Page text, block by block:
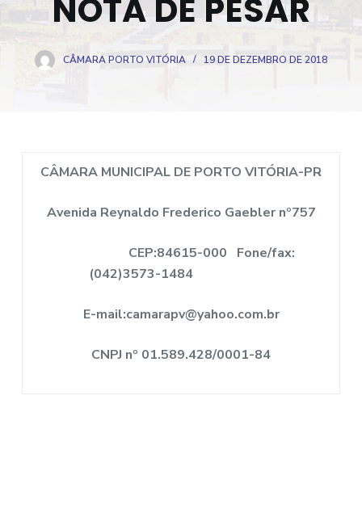
NOTA DE PESAR
CÂMARA PORTO VITÓRIA 19 DE DEZEMBRO DE 2018
CÂMARA MUNICIPAL DE PORTO VITÓRIA-PR
Avenida Reynaldo Frederico Gaebler nº757
CEP:84615-000 Fone/fax:
(042)3573-1484
E-mail:camarapv@yahoo.com.br
CNPJ nº 01.589.428/0001-84